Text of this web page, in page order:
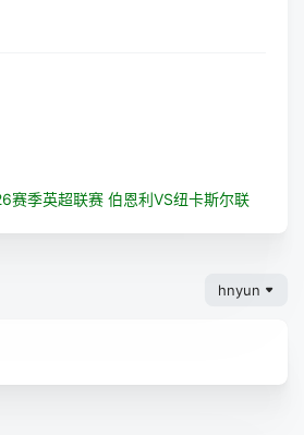
赛季英超联赛 伯恩利VS纽卡斯尔联
hnyun